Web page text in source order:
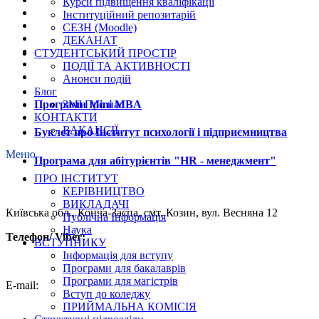
Інституційний репозитарій
СЕЗН (Moodle)
ДЕКАНАТ
СТУДЕНТСЬКИЙ ПРОСТІР
ПОДІЇ ТА АКТИВНОСТІ
Анонси подій
Блог
ЗМІ Про нас
КОНТАКТИ
ВАКАНСІЇ
Меню
ПРО ІНСТИТУТ
КЕРІВНИЦТВО
ВИКЛАДАЧІ
Публічна Інформація
Наука
ВСТУПНИКУ
Інформація для вступу
Програми для бакалаврів
Програми для магістрів
Вступ до коледжу
ПРИЙМАЛЬНА КОМІСІЯ
Програми Mini MBA
Буклет про Інститут психології і підприємництва
Програма для абітурієнтів "HR - менеджмент"
Київська обл., Конча-Заспа, смт. Козин, вул. Весняна 12
Телефон/ Viber:
+38 (067) 519-75-77
E-mail:
secretariat@ipp.edu.ua